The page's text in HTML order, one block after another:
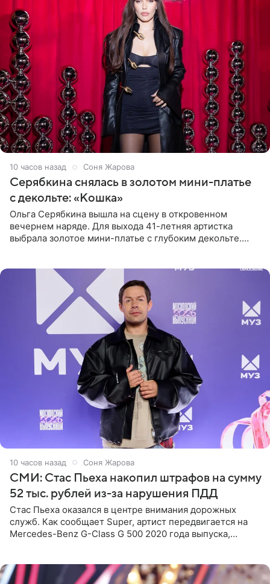
10 часов назад Соня Жарова
Серябкина снялась в золотом мини-платье
с декольте: «Кошка»
Ольга Серябкина вышла на сцену в откровенном
вечернем наряде. Для выхода 41-летняя артистка
выбрала золотое мини-платье с глубоким декольте.
11 часов назад Соня Жарова
СМИ: Стас Пьеха накопил штрафов на сумму
52 тыс. рублей из-за нарушения ПДД
Стас Пьеха оказался в центре внимания дорожных
служб. Как сообщает Super, артист передвигается на
Mercedes-Benz G-Class G 500 2020 года выпуска,